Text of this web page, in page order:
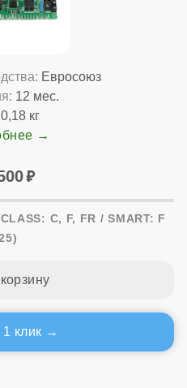
Евросоюз
12 мес.
0,18 кг
C, F, FR / SMART: F
клик